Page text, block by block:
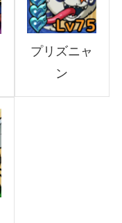
プリズニャ
ン